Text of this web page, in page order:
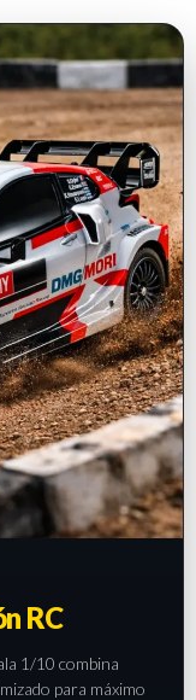
RC
1/10 combina
para máximo